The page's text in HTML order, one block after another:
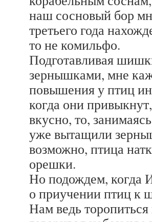
наш сосновый бор
третьего года
то не комильфо.
Подготавливая
зернышками, мне
повышения у птиц
когда они
вкусно, то,
уже вытащили
возможно, птица
орешки.
Но подождем, когда
о приучении птиц к
Нам ведь